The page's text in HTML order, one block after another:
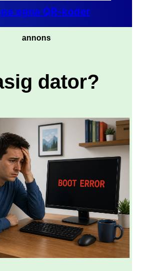
egna QR-koder
annons
dator?